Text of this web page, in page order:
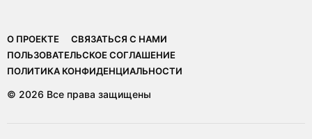
О ПРОЕКТЕ
СВЯЗАТЬСЯ С НАМИ
ПОЛЬЗОВАТЕЛЬСКОЕ СОГЛАШЕНИЕ
ПОЛИТИКА КОНФИДЕНЦИАЛЬНОСТИ
© 2026 Все права защищены